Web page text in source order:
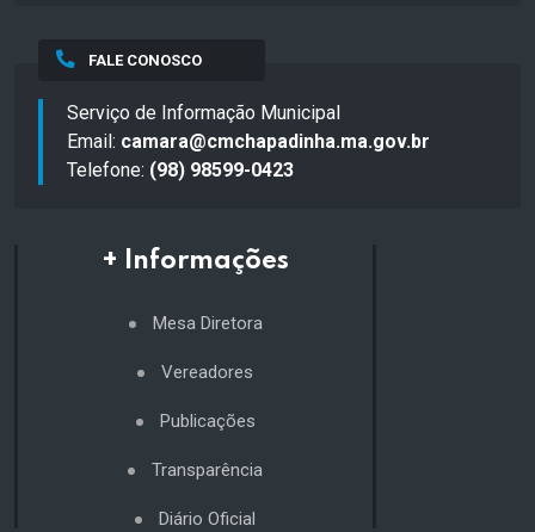
FALE CONOSCO
Serviço de Informação Municipal
Email: camara@cmchapadinha.ma.gov.br
Telefone: (98) 98599-0423
+ Informações
Mesa Diretora
Vereadores
Publicações
Transparência
Diário Oficial